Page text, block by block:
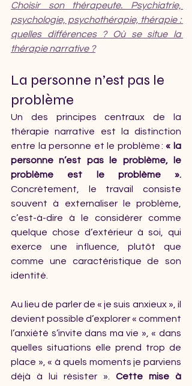
Choisir son thérapeute. Psychiatrie,
psychologie, psychothérapie, thérapie :
quelles différences ? Où se situe la
thérapie narrative ?
La personne n’est pas le
problème
Un des principes centraux de la
thérapie narrative est la distinction
entre la personne et le problème : « la
personne n’est pas le problème, le
Concrètement, le travail consiste
souvent à externaliser le problème,
c’est-à-dire à le considérer comme
quelque chose d’extérieur à soi, qui
exerce une influence, plutôt que
comme une caractéristique de son
identité.
Au lieu de parler de « je suis anxieux », il
devient possible d’explorer « comment
l’anxiété s’invite dans ma vie », « dans
quelles situations elle prend trop de
place », « à quels moments je parviens
déjà à lui résister ». Cette mise à